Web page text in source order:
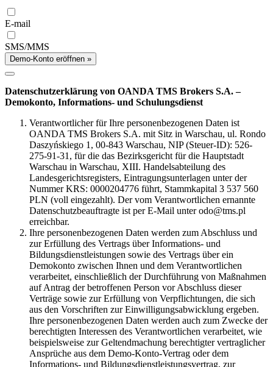
E-mail
SMS/MMS
Demo-Konto eröffnen »
Datenschutzerklärung von OANDA TMS Brokers S.A. –
Demokonto, Informations- und Schulungsdienst
Verantwortlicher für Ihre personenbezogenen Daten ist
OANDA TMS Brokers S.A. mit Sitz in Warschau, ul. Rondo
Daszyńskiego 1, 00-843 Warschau, NIP (Steuer-ID): 526-
275-91-31, für die das Bezirksgericht für die Hauptstadt
Warschau in Warschau, XIII. Handelsabteilung des
Landesgerichtsregisters, Eintragungsunterlagen unter der
Nummer KRS: 0000204776 führt, Stammkapital 3 537 560
PLN (voll eingezahlt). Der vom Verantwortlichen ernannte
Datenschutzbeauftragte ist per E-Mail unter odo@tms.pl
erreichbar.
Ihre personenbezogenen Daten werden zum Abschluss und
zur Erfüllung des Vertrags über Informations- und
Bildungsdienstleistungen sowie des Vertrags über ein
Demokonto zwischen Ihnen und dem Verantwortlichen
verarbeitet, einschließlich der Durchführung von Maßnahmen
auf Antrag der betroffenen Person vor Abschluss dieser
Verträge sowie zur Erfüllung von Verpflichtungen, die sich
aus den Vorschriften zur Einwilligungsabwicklung ergeben.
Ihre personenbezogenen Daten werden auch zum Zwecke der
berechtigten Interessen des Verantwortlichen verarbeitet, wie
beispielsweise zur Geltendmachung berechtigter vertraglicher
Ansprüche aus dem Demo-Konto-Vertrag oder dem
Informations- und Bildungsdienstleistungsvertrag, zur